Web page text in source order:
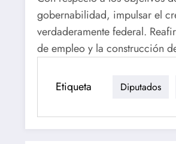
gobernabilidad, impulsar el
verdaderamente federal.
de empleo y la construcción
Etiqueta Diputados